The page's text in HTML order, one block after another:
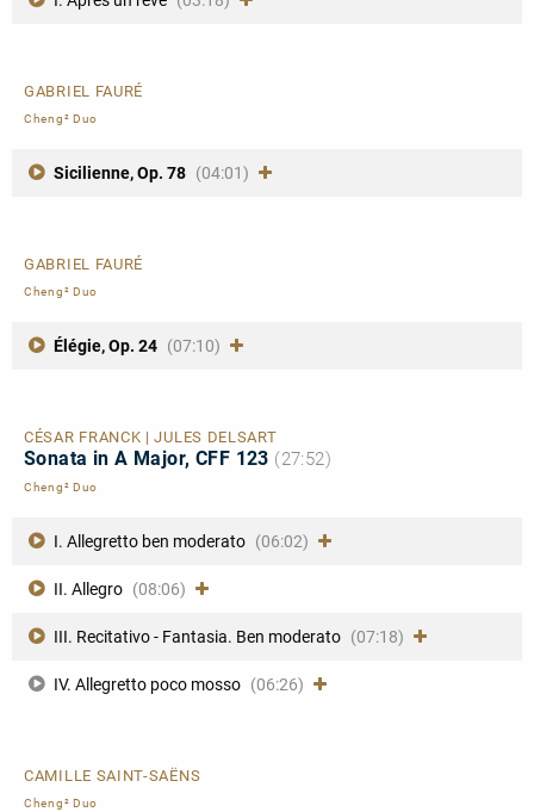
GABRIEL FAURÉ
Cheng² Duo
Sicilienne, Op. 78 (04:01)
GABRIEL FAURÉ
Cheng² Duo
Élégie, Op. 24 (07:10)
CÉSAR FRANCK | JULES DELSART
Sonata in A Major, CFF 123 (27:52)
Cheng² Duo
I. Allegretto ben moderato (06:02)
II. Allegro (08:06)
III. Recitativo - Fantasia. Ben moderato (07:18)
IV. Allegretto poco mosso (06:26)
CAMILLE SAINT-SAËNS
Cheng² Duo